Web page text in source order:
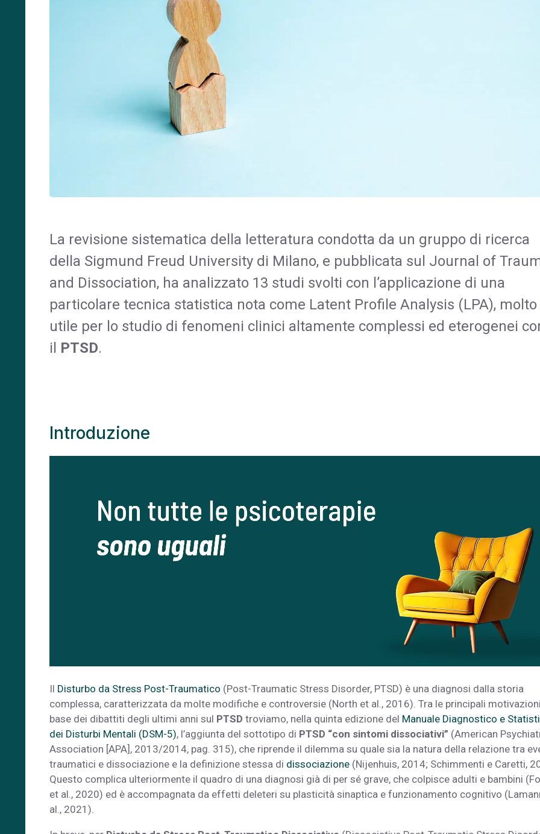
La revisione sistematica della letteratura condotta da un gruppo di ricerca
della Sigmund Freud University di Milano, e pubblicata sul Journal of
and Dissociation, ha analizzato 13 studi svolti con l’applicazione di una
particolare tecnica statistica nota come Latent Profile Analysis (LPA), molto
utile per lo studio di fenomeni clinici altamente complessi ed eterogenei
il PTSD.
Introduzione
Il Disturbo da Stress Post-Traumatico (Post-Traumatic Stress Disorder, PTSD) è una diagnosi dalla storia
complessa, caratterizzata da molte modifiche e controversie (North et al., 2016). Tra le principali
base dei dibattiti degli ultimi anni sul PTSD troviamo, nella quinta edizione del Manuale Diagnostico e
dei Disturbi Mentali (DSM-5), l’aggiunta del sottotipo di PTSD “con sintomi dissociativi” (American
Association [APA], 2013/2014, pag. 315), che riprende il dilemma su quale sia la natura della relazione tra
traumatici e dissociazione e la definizione stessa di dissociazione (Nijenhuis, 2014; Schimmenti e Caretti,
Questo complica ulteriormente il quadro di una diagnosi già di per sé grave, che colpisce adulti e bambini
et al., 2020) ed è accompagnata da effetti deleteri su plasticità sinaptica e funzionamento cognitivo
al., 2021).